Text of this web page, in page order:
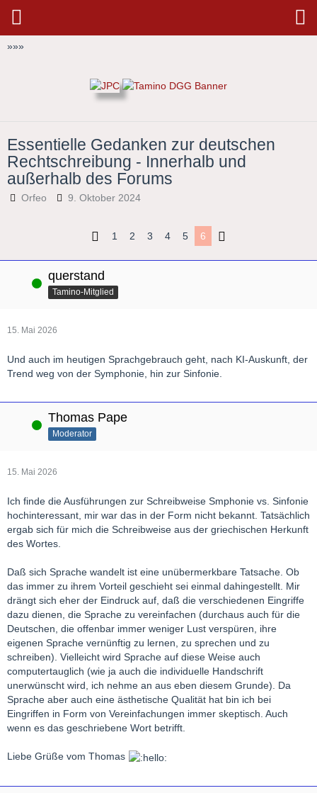
»»»
Essentielle Gedanken zur deutschen
Rechtschreibung - Innerhalb und
außerhalb des Forums
Orfeo 9. Oktober 2024
1 2 3 4 5 6
Online querstand
Tamino-Mitglied
15. Mai 2026
Und auch im heutigen Sprachgebrauch geht, nach KI-Auskunft, der
Trend weg von der Symphonie, hin zur Sinfonie.
Online Thomas Pape
Moderator
15. Mai 2026
Ich finde die Ausführungen zur Schreibweise Smphonie vs. Sinfonie
hochinteressant, mir war das in der Form nicht bekannt. Tatsächlich
ergab sich für mich die Schreibweise aus der griechischen Herkunft
des Wortes.
Daß sich Sprache wandelt ist eine unübermerkbare Tatsache. Ob
das immer zu ihrem Vorteil geschieht sei einmal dahingestellt. Mir
drängt sich eher der Eindruck auf, daß die verschiedenen Eingriffe
dazu dienen, die Sprache zu vereinfachen (durchaus auch für die
Deutschen, die offenbar immer weniger Lust verspüren, ihre
eigenen Sprache vernünftig zu lernen, zu sprechen und zu
schreiben). Vielleicht wird Sprache auf diese Weise auch
computertauglich (wie ja auch die individuelle Handschrift
unerwünscht wird, ich nehme an aus eben diesem Grunde). Da
Sprache aber auch eine ästhetische Qualität hat bin ich bei
Eingriffen in Form von Vereinfachungen immer skeptisch. Auch
wenn es das geschriebene Wort betrifft.
Liebe Grüße vom Thomas